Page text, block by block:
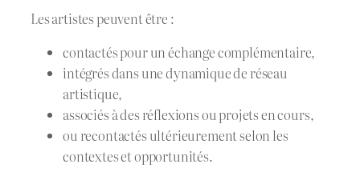
Les artistes peuvent être :
contactés pour un échange complémentaire,
intégrés dans une dynamique de réseau
artistique,
associés à des réflexions ou projets en cours,
ou recontactés ultérieurement selon les
contextes et opportunités.